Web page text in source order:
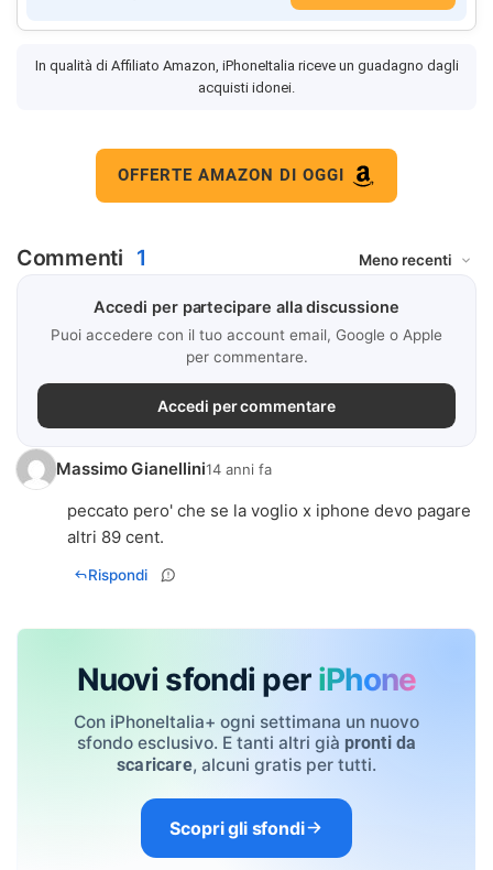
In qualità di Affiliato Amazon, iPhoneItalia riceve un guadagno dagli
acquisti idonei.
OFFERTE AMAZON DI OGGI
Commenti 1
Accedi per partecipare alla discussione
Puoi accedere con il tuo account email, Google o Apple
per commentare.
Accedi per commentare
Massimo Gianellini14 anni fa
peccato pero' che se la voglio x iphone devo pagare
altri 89 cent.
Rispondi
Nuovi sfondi per iPhone
Con iPhoneItalia+ ogni settimana un nuovo
sfondo esclusivo. E tanti altri già pronti da
scaricare, alcuni gratis per tutti.
Scopri gli sfondi